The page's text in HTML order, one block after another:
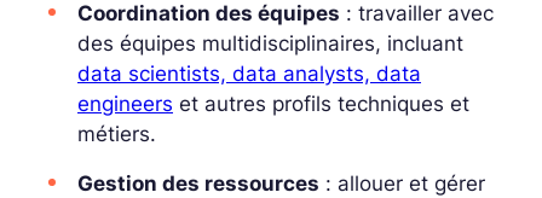
Coordination des équipes : travailler avec
des équipes multidisciplinaires, incluant
data scientists, data analysts, data
engineers et autres profils techniques et
métiers.
Gestion des ressources : allouer et gérer